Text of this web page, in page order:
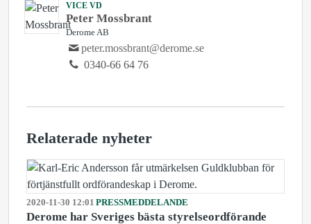
VICE VD
Peter Mossbrant
Derome AB
peter.mossbrant@derome.se
0340-66 64 76
Relaterade nyheter
2020-11-30 12:01 PRESSMEDDELANDE
Derome har Sveriges bästa styrelseordförande